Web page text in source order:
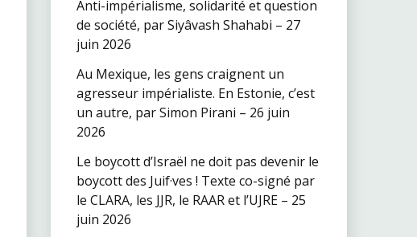
Anti-impérialisme, solidarité et question
de société, par Siyâvash Shahabi – 27
juin 2026
Au Mexique, les gens craignent un
agresseur impérialiste. En Estonie, c’est
un autre, par Simon Pirani – 26 juin
2026
Le boycott d’Israël ne doit pas devenir le
boycott des Juif·ves ! Texte co-signé par
le CLARA, les JJR, le RAAR et l’UJRE – 25
juin 2026